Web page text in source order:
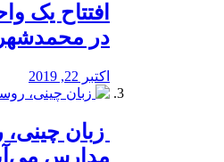
افتتاح یک
در محمدشهر
اکتبر 22, 2019
زبان
مدارس